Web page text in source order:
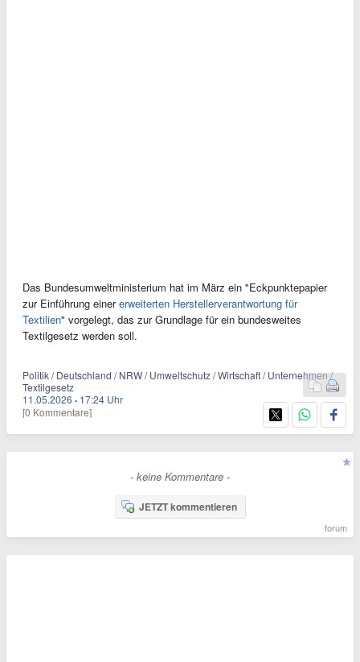
Das Bundesumweltministerium hat im März ein "Eckpunktepapier
zur Einführung einererweiterten Herstellerverantwortung für
Textilien" vorgelegt, das zur Grundlage für ein bundesweites
Textilgesetz werden soll.
Politik / Deutschland / NRW / Umweltschutz / Wirtschaft / Unternehmen /
Textilgesetz
11.05.2026 · 17:24 Uhr
[0 Kommentare]
- keine Kommentare -
JETZT kommentieren
forum